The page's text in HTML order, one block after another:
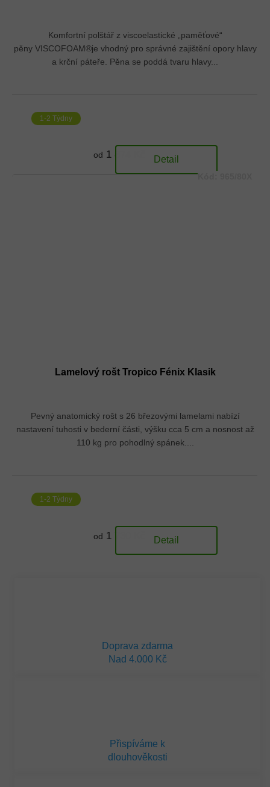
Komfortní polštář z viscoelastické „paměťové“
pěny VISCOFOAM®je vhodný pro správné zajištění opory hlavy
a krční páteře. Pěna se poddá tvaru hlavy...
1-2 Týdny
od 1 874 Kč Detail
Lamelový rošt Tropico Fénix Klasik
Pevný anatomický rošt s 26 březovými lamelami nabízí
nastavení tuhosti v bederní části, výšku cca 5 cm a nosnost až
110 kg pro pohodlný spánek....
1-2 Týdny
od 1 730 Kč Detail
Doprava zdarma
Nad 4.000 Kč
Přispíváme k
dlouhověkosti